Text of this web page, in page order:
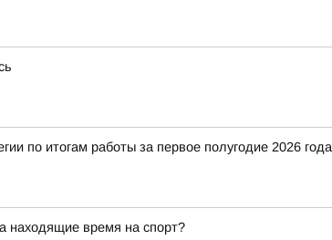
по итогам работы за первое полугодие 2026 года
находящие время на спорт?